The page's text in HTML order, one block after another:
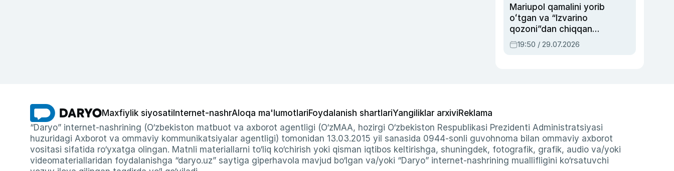
Mariupol qamalini yorib
oʻtgan va “Izvarino
qozoni”dan chiqqan
qahramon — Ukraina
armiyasi bosh
19:50 / 29.07.2026
Maxfiylik siyosati Internet-nashrAloqa ma'lumotlariFoydalanish shartlariYangiliklar arxiviReklama
“Daryo” internet-nashrining (O‘zbekiston matbuot va axborot agentligi (O‘zMAA, hozirgi O‘zbekiston Respublikasi Prezidenti Administratsiyasi
huzuridagi Axborot va ommaviy kommunikatsiyalar agentligi) tomonidan 13.03.2015 yil sanasida 0944-sonli guvohnoma bilan ommaviy axborot
vositasi sifatida ro‘yxatga olingan. Matnli materiallarni to‘liq ko‘chirish yoki qisman iqtibos keltirishga, shuningdek, fotografik, grafik, audio va/yoki
videomateriallaridan foydalanishga “daryo.uz” saytiga giperhavola mavjud bo‘lgan va/yoki “Daryo” internet-nashrining muallifligini ko‘rsatuvchi